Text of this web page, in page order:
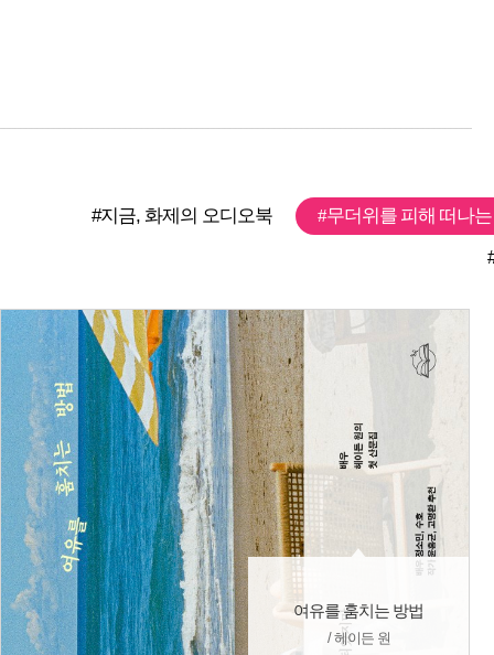
#지금, 화제의 오디오북
#무더위를 피해 떠나
여유를 훔치는 방법
/ 헤이든 원